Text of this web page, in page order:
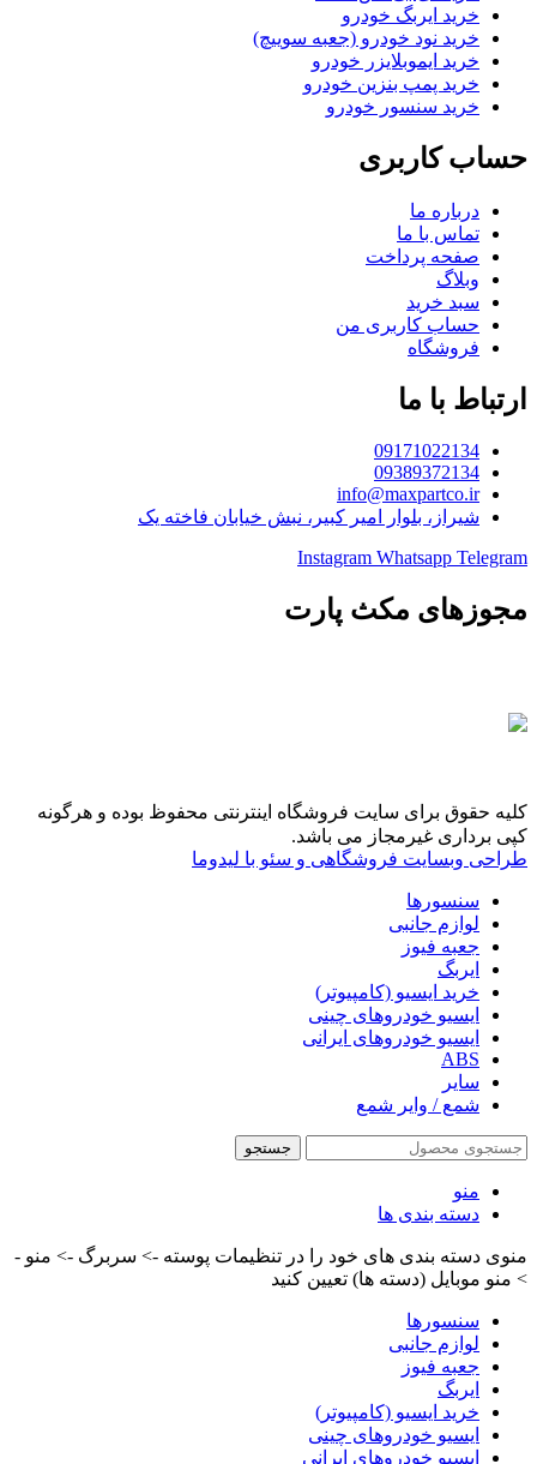
خرید ایربگ خودرو
خرید نود خودرو (جعبه سوییچ)
خرید ایموبلایزر خودرو
خرید پمپ بنزین خودرو
خرید سنسور خودرو
حساب کاربری
درباره ما
تماس با ما
صفحه پرداخت
وبلاگ
سبد خرید
حساب کاربری من
فروشگاه
ارتباط با ما
09171022134
09389372134
info@maxpartco.ir
شیراز، بلوار امیر کبیر، نبش خیابان فاخته یک
Instagram Whatsapp Telegram
مجوزهای مکث پارت
کلیه حقوق برای سایت فروشگاه اینترنتی محفوظ بوده و هرگونه
کپی برداری غیرمجاز می باشد.
طراحی وبسایت فروشگاهی و سئو با لیدوما
سنسورها
لوازم جانبی
جعبه فیوز
ایربگ
خرید ایسیو (کامپیوتر)
ایسیو خودروهای چینی
ایسیو خودروهای ایرانی
ABS
سایر
شمع / وایر شمع
جستجو
منو
دسته بندی ها
منوی دسته بندی های خود را در تنظیمات پوسته -> سربرگ -> منو -
> منو موبایل (دسته ها) تعیین کنید
سنسورها
لوازم جانبی
جعبه فیوز
ایربگ
خرید ایسیو (کامپیوتر)
ایسیو خودروهای چینی
ایسیو خودروهای ایرانی